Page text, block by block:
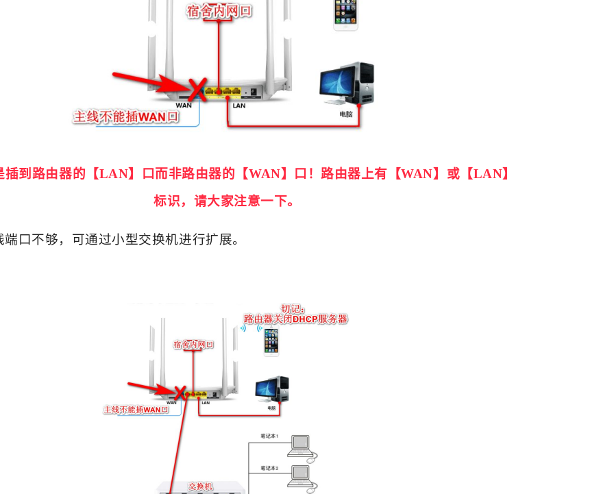
插到路由器的【LAN】口而非路由器的【WAN】口！路由器上有【WAN】或【LAN】
标识，请大家注意一下。
端口不够，可通过小型交换机进行扩展。